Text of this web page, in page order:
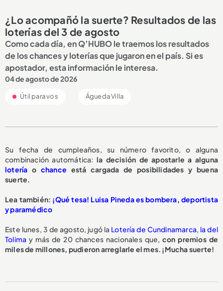
¿Lo acompañó la suerte? Resultados de las
loterías del 3 de agosto
Como cada día, en Q’HUBO le traemos los resultados
de los chances y loterías que jugaron en el país. Si es
apostador, esta información le interesa.
04 de agosto de 2026
Útil para vos Águeda Villa
Su fecha de cumpleaños, su número favorito, o alguna
combinación automática: la decisión de apostarle a alguna
lotería o chance está cargada de posibilidades y buena
suerte.
Lea también: ¡Qué tesa! Luisa Pineda es bombera, deportista
y paramédico
Este lunes, 3 de agosto, jugó la Lotería de Cundinamarca, la del
Tolima y más de 20 chances nacionales que,con premios de
miles de millones, pudieron arreglarle el mes. ¡Mucha suerte!